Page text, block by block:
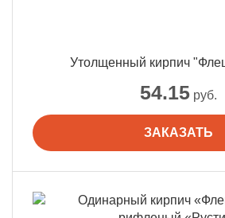
54.15руб.
ЗАКАЗАТЬ
Утолщенный кирпич